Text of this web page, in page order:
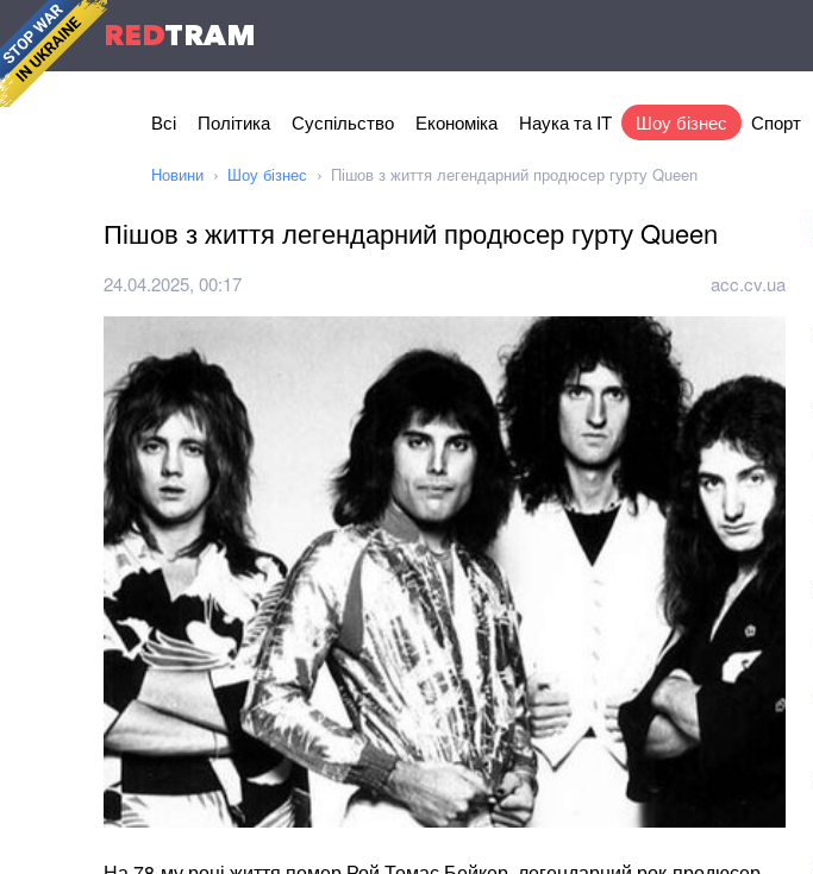
REDTRAM
Всі Політика Суспільство Економіка Наука та IT Шоу бізнес Спорт
Новини Шоу бізнес Пішов з життя легендарний продюсер гурту Queen
Пішов з життя легендарний продюсер гурту Queen
24.04.2025, 00:17 acc.cv.ua